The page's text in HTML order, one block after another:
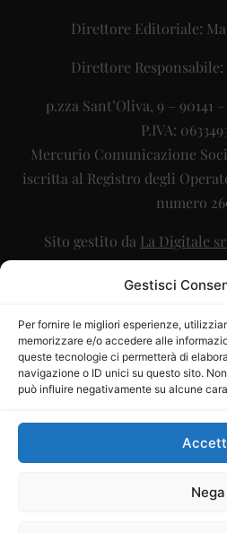
Gestisci
Per fornire le migliori esperienze,
memorizzare e/o accedere alle
queste tecnologie ci permetterà di
navigazione o ID unici su questo sito.
può influire negativamente su alcune
Nega
Direttore Editoriale:
Direttore
p.zza Sant’Oliva, 9 – 90141
P.IVA:
Mercurio Comunicazione
iscritta al Registro degli
numero
Sito gestito da La Digitale